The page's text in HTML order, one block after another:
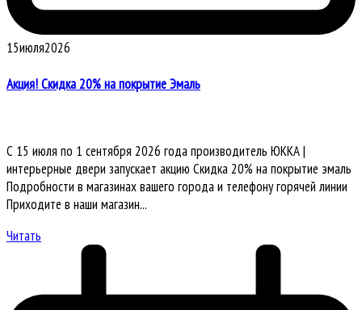
15июля2026
Акция! Скидка 20% на покрытие Эмаль
С 15 июля по 1 сентября 2026 года производитель ЮККА |
интерьерные двери запускает акцию Скидка 20% на покрытие эмаль
Подробности в магазинах вашего города и телефону горячей линии
Приходите в наши магазин...
Читать